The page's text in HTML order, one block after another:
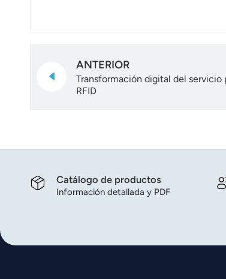
ANTERIOR
Transformación digital del
RFID
Catálogo de productos
Información detallada y PDF